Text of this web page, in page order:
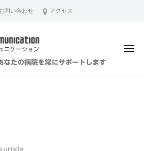
問い合わせ アクセス
なたの病院を常にサポートします
メ
kuroda